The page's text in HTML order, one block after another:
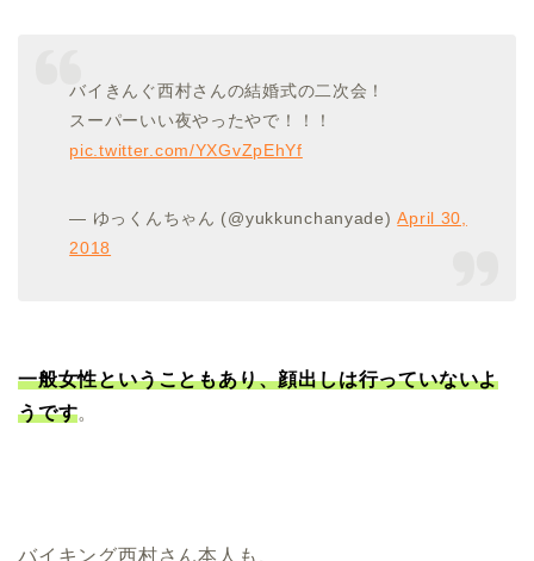
バイきんぐ西村さんの結婚式の二次会！
スーパーいい夜やったやで！！！
pic.twitter.com/YXGvZpEhYf
— ゆっくんちゃん (@yukkunchanyade)April 30,
2018
一般女性ということもあり、顔出しは行っていないよ
うです。
バイキング西村さん本人も、